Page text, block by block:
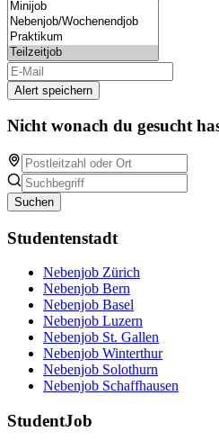
Alert speichern
Nicht wonach du gesucht
Suchen
Studentenstadt
Nebenjob Zürich
Nebenjob Bern
Nebenjob Basel
Nebenjob Luzern
Nebenjob St. Gallen
Nebenjob Winterthur
Nebenjob Solothurn
Nebenjob Schaffhausen
StudentJob